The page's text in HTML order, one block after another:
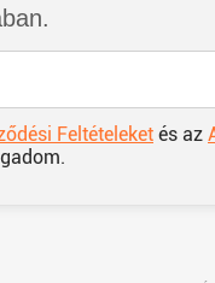
Feltételeket és az